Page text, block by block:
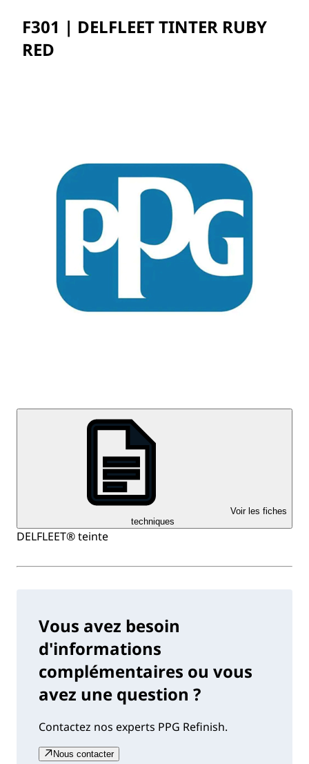
F301 | DELFLEET TINTER RUBY
RED
Voir les fiches
techniques
DELFLEET® teinte
Vous avez besoin
d'informations
complémentaires ou vous
avez une question ?
Contactez nos experts PPG Refinish.
Nous contacter